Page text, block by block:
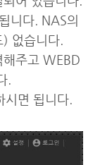
니다. NAS의
없습니다.
주고 WEBD
.
시면 됩니다.